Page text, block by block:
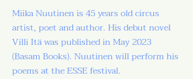
Miika Nuutinen is 45 years old circus
artist, poet and author. His debut novel
Villi Itä was published in May 2023
(Basam Books). Nuutinen will perform his
poems at the ESSE festival.